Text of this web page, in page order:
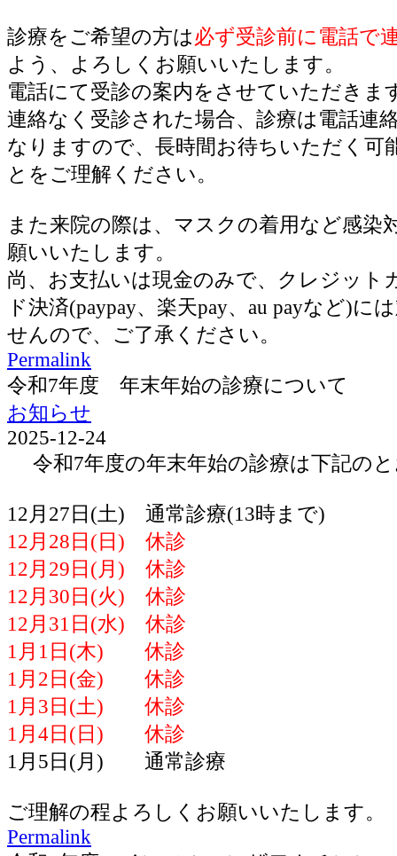
診療をご希望の方は必ず受診前に電話で
よう、よろしくお願いいたします。
電話にて受診の案内をさせていただきま
連絡なく受診された場合、診療は電話連
なりますので、長時間お待ちいただく可
とをご理解ください。
また来院の際は、マスクの着用など感染
願いいたします。
尚、お支払いは現金のみで、クレジット
ド決済(paypay、楽天pay、au payなど)に
せんので、ご了承ください。
Permalink
令和7年度 年末年始の診療について
お知らせ
2025-12-24
令和7年度の年末年始の診療は下記の
12月27日(土) 通常診療(13時まで)
12月28日(日) 休診
12月29日(月) 休診
12月30日(火) 休診
12月31日(水) 休診
1月1日(木) 休診
1月2日(金) 休診
1月3日(土) 休診
1月4日(日) 休診
1月5日(月) 通常診療
ご理解の程よろしくお願いいたします。
Permalink